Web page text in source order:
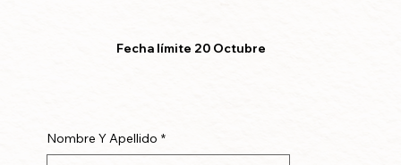
Nombre Y Apellido *
Fecha límite 20 Octubre